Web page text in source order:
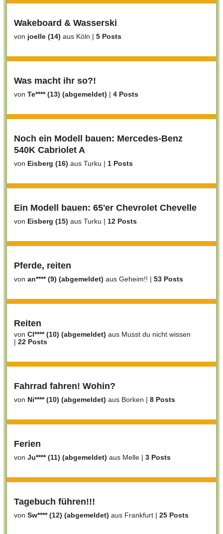
Wakeboard & Wasserski
von joelle (14) aus Köln | 5 Posts
Was macht ihr so?!
von Te**** (13) (abgemeldet) | 4 Posts
Noch ein Modell bauen: Mercedes-Benz
540K Cabriolet A
von Eisberg (16) aus Turku | 1 Posts
Ein Modell bauen: 65'er Chevrolet Chevelle
von Eisberg (15) aus Turku | 12 Posts
Pferde, reiten
von an**** (9) (abgemeldet) aus Geheim!! | 53 Posts
Reiten
von Cl**** (10) (abgemeldet) aus Musst du nicht wissen
| 22 Posts
Fahrrad fahren! Wohin?
von Ni**** (10) (abgemeldet) aus Borken | 8 Posts
Ferien
von Ju**** (11) (abgemeldet) aus Melle | 3 Posts
Tagebuch führen!!!
von Sw**** (12) (abgemeldet) aus Frankfurt | 25 Posts